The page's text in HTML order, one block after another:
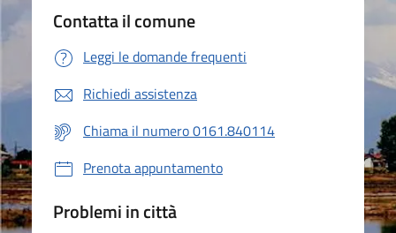
Contatta il comune
Leggi le domande frequenti
Richiedi assistenza
Chiama il numero 0161.840114
Prenota appuntamento
Problemi in città